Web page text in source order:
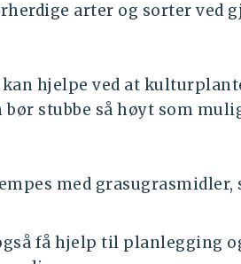
arter og sorter ved
hjelpe ved at
stubbe så høyt som
med grasugrasmidler,
få hjelp til planlegging